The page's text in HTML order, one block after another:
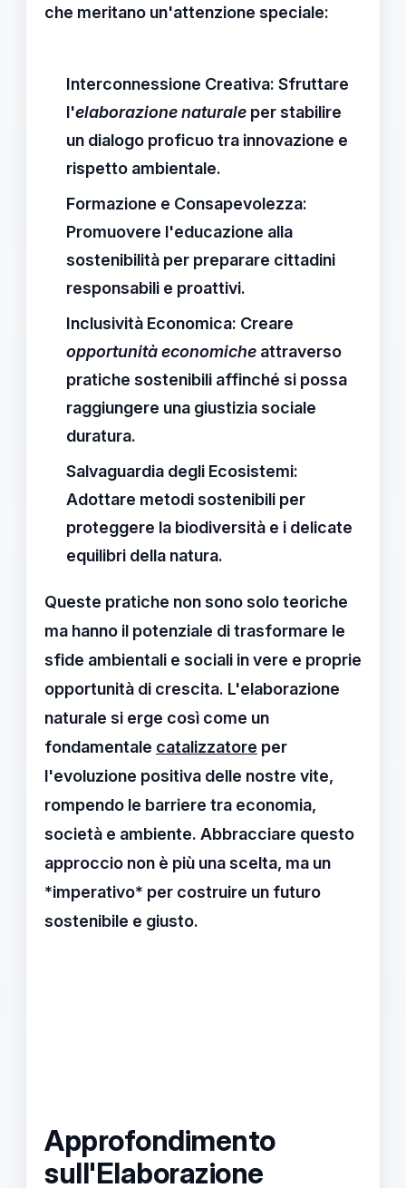
che meritano un'attenzione speciale:
Interconnessione Creativa: Sfruttare
l'elaborazione naturale per stabilire
un dialogo proficuo tra innovazione e
rispetto ambientale.
Formazione e Consapevolezza:
Promuovere l'educazione alla
sostenibilità per preparare cittadini
responsabili e proattivi.
Inclusività Economica: Creare
opportunità economiche attraverso
pratiche sostenibili affinché si possa
raggiungere una giustizia sociale
duratura.
Salvaguardia degli Ecosistemi:
Adottare metodi sostenibili per
proteggere la biodiversità e i delicate
equilibri della natura.
Queste pratiche non sono solo teoriche
ma hanno il potenziale di trasformare le
sfide ambientali e sociali in vere e proprie
opportunità di crescita. L'elaborazione
naturale si erge così come un
fondamentale catalizzatore per
l'evoluzione positiva delle nostre vite,
rompendo le barriere tra economia,
società e ambiente. Abbracciare questo
approccio non è più una scelta, ma un
*imperativo* per costruire un futuro
sostenibile e giusto.
Approfondimento
sull'Elaborazione